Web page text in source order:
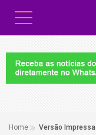
Home Versão Impressa